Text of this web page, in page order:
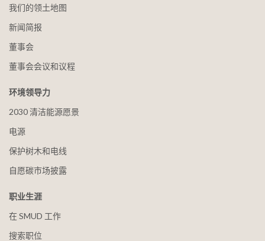
我们的领土地图
新闻简报
董事会
董事会会议和议程
环境领导力
2030 清洁能源愿景
电源
保护树木和电线
自愿碳市场披露
职业生涯
在 SMUD 工作
搜索职位